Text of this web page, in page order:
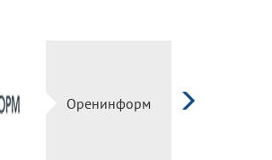
Оренинформ